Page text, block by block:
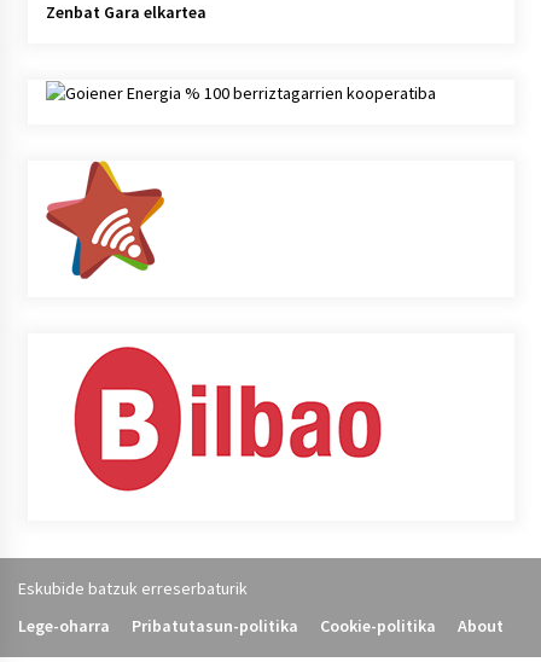
Zenbat Gara elkartea
Eskubide batzuk erreserbaturik
Lege-oharra
Pribatutasun-politika Cookie-politika About